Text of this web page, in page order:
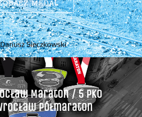
MEDAL
Maraton / 5 Pko
Półmaraton